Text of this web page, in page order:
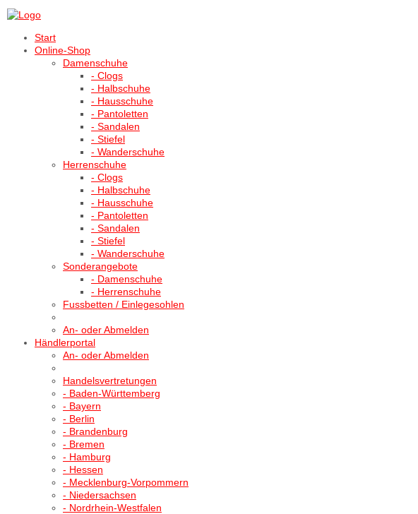
Start
Online-Shop
Damenschuhe
- Clogs
- Halbschuhe
- Hausschuhe
- Pantoletten
- Sandalen
- Stiefel
- Wanderschuhe
Herrenschuhe
- Clogs
- Halbschuhe
- Hausschuhe
- Pantoletten
- Sandalen
- Stiefel
- Wanderschuhe
Sonderangebote
- Damenschuhe
- Herrenschuhe
Fussbetten / Einlegesohlen
An- oder Abmelden
Händlerportal
An- oder Abmelden
Handelsvertretungen
- Baden-Württemberg
- Bayern
- Berlin
- Brandenburg
- Bremen
- Hamburg
- Hessen
- Mecklenburg-Vorpommern
- Niedersachsen
- Nordrhein-Westfalen